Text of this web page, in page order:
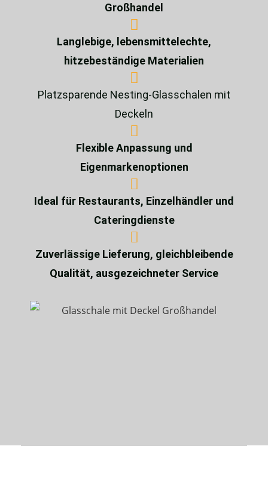
Großhandel
Langlebige, lebensmittelechte,
hitzebeständige Materialien
Platzsparende Nesting-Glasschalen mit
Deckeln
Flexible Anpassung und
Eigenmarkenoptionen
Ideal für Restaurants, Einzelhändler und
Cateringdienste
Zuverlässige Lieferung, gleichbleibende
Qualität, ausgezeichneter Service